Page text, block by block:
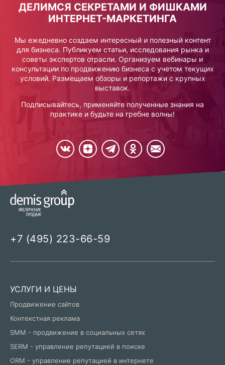
ДЕЛИМСЯ СЕКРЕТАМИ И ФИШКАМИ
ИНТЕРНЕТ-МАРКЕТИНГА
Мы ежедневно создаем интересный и полезный контент
для бизнеса. Публикуем статьи, исследования рынка и
советы экспертов отрасли. Организуем вебинары и
консультации по продвижению бизнеса с учетом текущих
условий. Размещаем обзоры и репортажи с крупных
выставок.
Подписывайтесь, применяйте полученные знания на
практике и будьте на гребне волны!
+7 (495) 223-66-59
УСЛУГИ И ЦЕНЫ
Продвижение сайтов
Контекстная реклама
SMM - продвижение в социальных сетях
SERM - управление репутацией в поиске
ORM - управление репутацией в интернете